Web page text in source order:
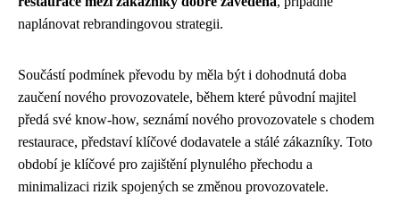
naplánovat rebrandingovou strategii.
Součástí podmínek převodu by měla být i dohodnutá doba
zaučení nového provozovatele, během které původní majitel
předá své know-how, seznámí nového provozovatele s chodem
restaurace, představí klíčové dodavatele a stálé zákazníky. Toto
období je klíčové pro zajištění plynulého přechodu a
minimalizaci rizik spojených se změnou provozovatele.